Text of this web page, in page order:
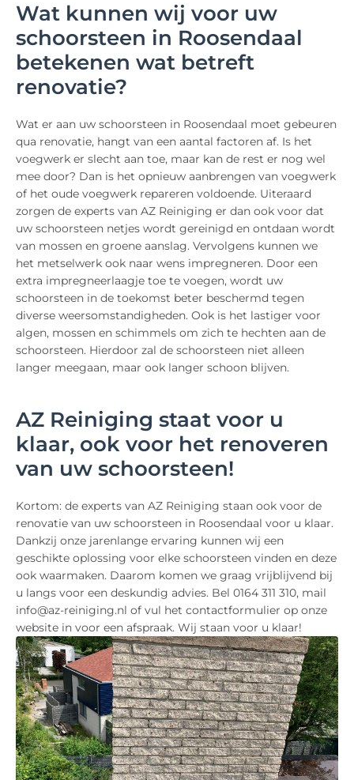
Wat kunnen wij voor uw
schoorsteen in Roosendaal
betekenen wat betreft
renovatie?
Wat er aan uw schoorsteen in Roosendaal moet gebeuren
qua renovatie, hangt van een aantal factoren af. Is het
voegwerk er slecht aan toe, maar kan de rest er nog wel
mee door? Dan is het opnieuw aanbrengen van voegwerk
of het oude voegwerk repareren voldoende. Uiteraard
zorgen de experts van AZ Reiniging er dan ook voor dat
uw schoorsteen netjes wordt gereinigd en ontdaan wordt
van mossen en groene aanslag. Vervolgens kunnen we
het metselwerk ook naar wens impregneren. Door een
extra impregneerlaagje toe te voegen, wordt uw
schoorsteen in de toekomst beter beschermd tegen
diverse weersomstandigheden. Ook is het lastiger voor
algen, mossen en schimmels om zich te hechten aan de
schoorsteen. Hierdoor zal de schoorsteen niet alleen
langer meegaan, maar ook langer schoon blijven.
AZ Reiniging staat voor u
klaar, ook voor het renoveren
van uw schoorsteen!
Kortom: de experts van AZ Reiniging staan ook voor de
renovatie van uw schoorsteen in Roosendaal voor u klaar.
Dankzij onze jarenlange ervaring kunnen wij een
geschikte oplossing voor elke schoorsteen vinden en deze
ook waarmaken. Daarom komen we graag vrijblijvend bij
u langs voor een deskundig advies. Bel 0164 311 310, mail
info@az-reiniging.nl of vul het contactformulier op onze
website in voor een afspraak. Wij staan voor u klaar!